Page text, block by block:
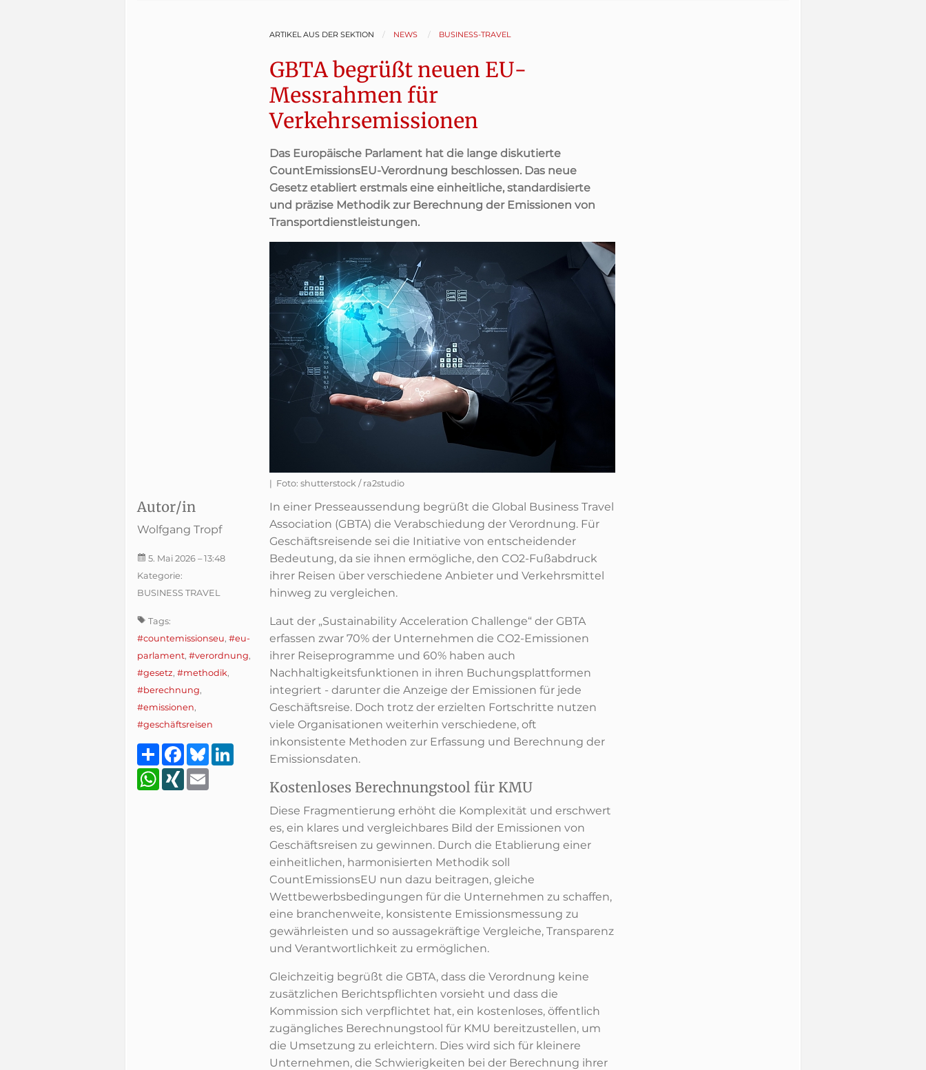
ARTIKEL AUS DER SEKTION NEWS BUSINESS-TRAVEL
GBTA begrüßt neuen EU-
Messrahmen für
Verkehrsemissionen
Das Europäische Parlament hat die lange diskutierte
CountEmissionsEU-Verordnung beschlossen. Das neue
Gesetz etabliert erstmals eine einheitliche, standardisierte
und präzise Methodik zur Berechnung der Emissionen von
Transportdienstleistungen.
| Foto: shutterstock / ra2studio
Autor/in
Wolfgang Tropf
5. Mai 2026 – 13:48
Kategorie:
BUSINESS TRAVEL
Tags:
#countemissionseu, #eu-
parlament, #verordnung,
#gesetz, #methodik,
#berechnung,
#emissionen,
#geschäftsreisen
TeilenFacebook
BlueskyLinkedIn
WhatsApp
XING
In einer Presseaussendung begrüßt die Global Business Travel
Association (GBTA) die Verabschiedung der Verordnung. Für
Geschäftsreisende sei die Initiative von entscheidender
Bedeutung, da sie ihnen ermögliche, den CO2-Fußabdruck
ihrer Reisen über verschiedene Anbieter und Verkehrsmittel
hinweg zu vergleichen.
Laut der „Sustainability Acceleration Challenge“ der GBTA
erfassen zwar 70% der Unternehmen die CO2-Emissionen
ihrer Reiseprogramme und 60% haben auch
Nachhaltigkeitsfunktionen in ihren Buchungsplattformen
integriert - darunter die Anzeige der Emissionen für jede
Geschäftsreise. Doch trotz der erzielten Fortschritte nutzen
viele Organisationen weiterhin verschiedene, oft
inkonsistente Methoden zur Erfassung und Berechnung der
Emissionsdaten.
Kostenloses Berechnungstool für KMU
Diese Fragmentierung erhöht die Komplexität und erschwert
es, ein klares und vergleichbares Bild der Emissionen von
Geschäftsreisen zu gewinnen. Durch die Etablierung einer
einheitlichen, harmonisierten Methodik soll
CountEmissionsEU nun dazu beitragen, gleiche
Wettbewerbsbedingungen für die Unternehmen zu schaffen,
eine branchenweite, konsistente Emissionsmessung zu
gewährleisten und so aussagekräftige Vergleiche, Transparenz
und Verantwortlichkeit zu ermöglichen.
Gleichzeitig begrüßt die GBTA, dass die Verordnung keine
zusätzlichen Berichtspflichten vorsieht und dass die
Kommission sich verpflichtet hat, ein kostenloses, öffentlich
zugängliches Berechnungstool für KMU bereitzustellen, um
die Umsetzung zu erleichtern. Dies wird sich für kleinere
Unternehmen, die Schwierigkeiten bei der Berechnung ihrer